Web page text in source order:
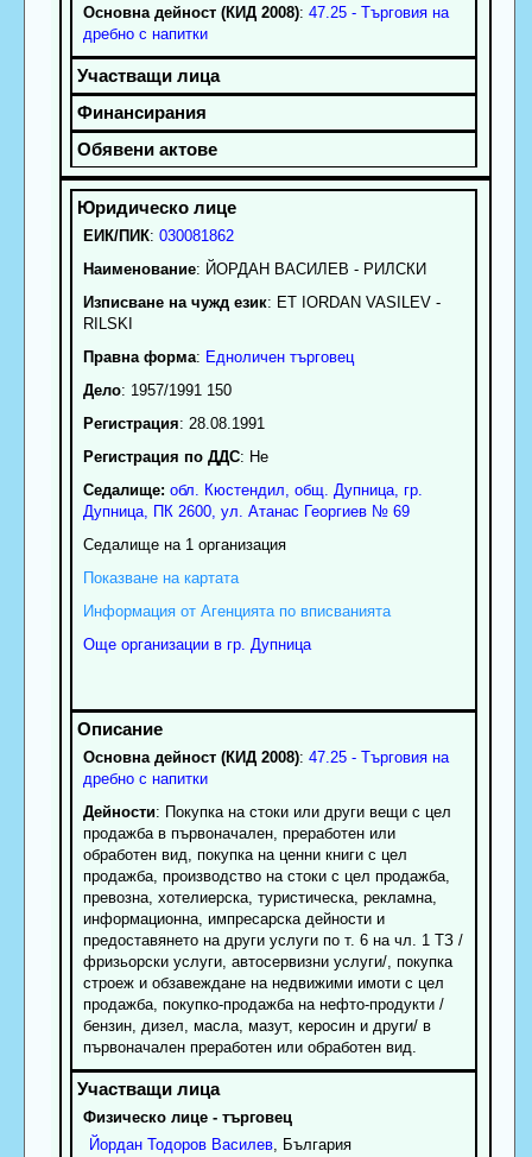
Основна дейност (КИД 2008): 47.25 - Търговия на
дребно с напитки
ЕИК/ПИК: 030081862
Наименование: ЙОРДАН ВАСИЛЕВ - РИЛСКИ
Изписване на чужд език: ET IORDAN VASILEV -
RILSKI
Правна форма: Едноличен търговец
Дело: 1957/1991 150
Регистрация: 28.08.1991
Регистрация по ДДС: Нe
Седалище: обл. Кюстендил, общ. Дупница, гр.
Дупница, ПК 2600, ул. Атанас Георгиев № 69
Седалище на 1 организация
Показване на картата
Информация от Агенцията по вписванията
Още организации в гр. Дупница
Основна дейност (КИД 2008): 47.25 - Търговия на
дребно с напитки
Дейности: Покупка на стоки или други вещи с цел
продажба в първоначален, преработен или
обработен вид, покупка на ценни книги с цел
продажба, производство на стоки с цел продажба,
превозна, хотелиерска, туристическа, рекламна,
информационна, импресарска дейности и
предоставянето на други услуги по т. 6 на чл. 1 ТЗ /
фризьорски услуги, автосервизни услуги/, покупка
строеж и обзавеждане на недвижими имоти с цел
продажба, покупко-продажба на нефто-продукти /
бензин, дизел, масла, мазут, керосин и други/ в
първоначален преработен или обработен вид.
Физическо лице - търговец
Йордан Тодоров Василев, България